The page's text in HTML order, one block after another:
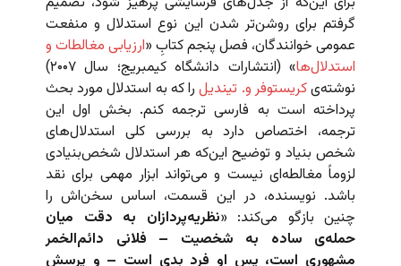
گرفتم برای روشن‌تر شدن این نوع استدلال و منفعت
عمومی خوانندگان، فصل پنجم کتابِ «ارزیابی مغالطات و
استدلال‌ها
» (انتشارات دانشگاه کیمبریج؛ سال ۲۰۰۷)
نوشته‌یکریستوفر و. تیندیلرا که به استدلال مورد بحث
پرداخته است به فارسی ترجمه کنم. بخش اول این
ترجمه، اختصاص دارد به بررسی کلی استدلال‌های
شخص بنیاد و توضیح این‌که هر استدلال شخص‌بنیادی
لزوماً مغالطه‌ای نیست و می‌تواند ابزار مهمی برای نقد
باشد. نویسنده، در این قسمت، اساس سخن‌اش را
چنین بازگو می‌کند: «نظریه‌پردازان به دقت میان
حمله‌ی ساده به شخصیت – فلانی دائم‌الخمر
مشهوری است، پس او فرد بدی است – و پرسش